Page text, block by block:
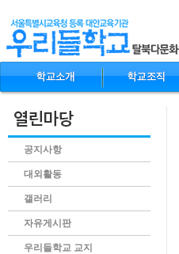
공지사항
대외활동
갤러리
자유게시판
우리들학교 교지